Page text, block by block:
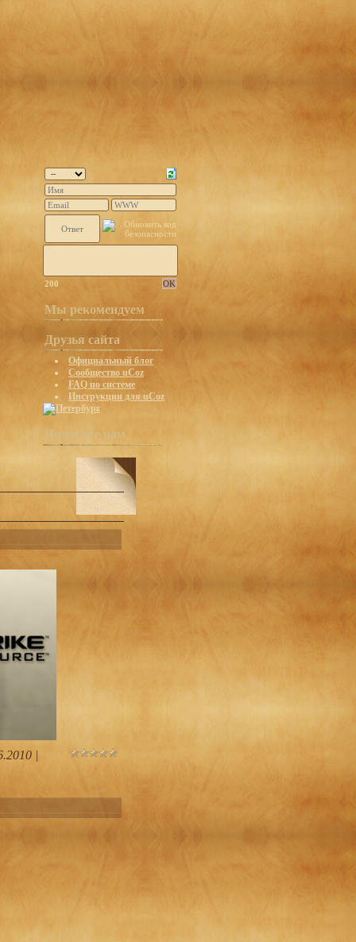
200
Мы рекомендуем
Друзья сайта
Официальный блог
Сообщество uCoz
FAQ по системе
Инструкции для uCoz
Помогите нам
|